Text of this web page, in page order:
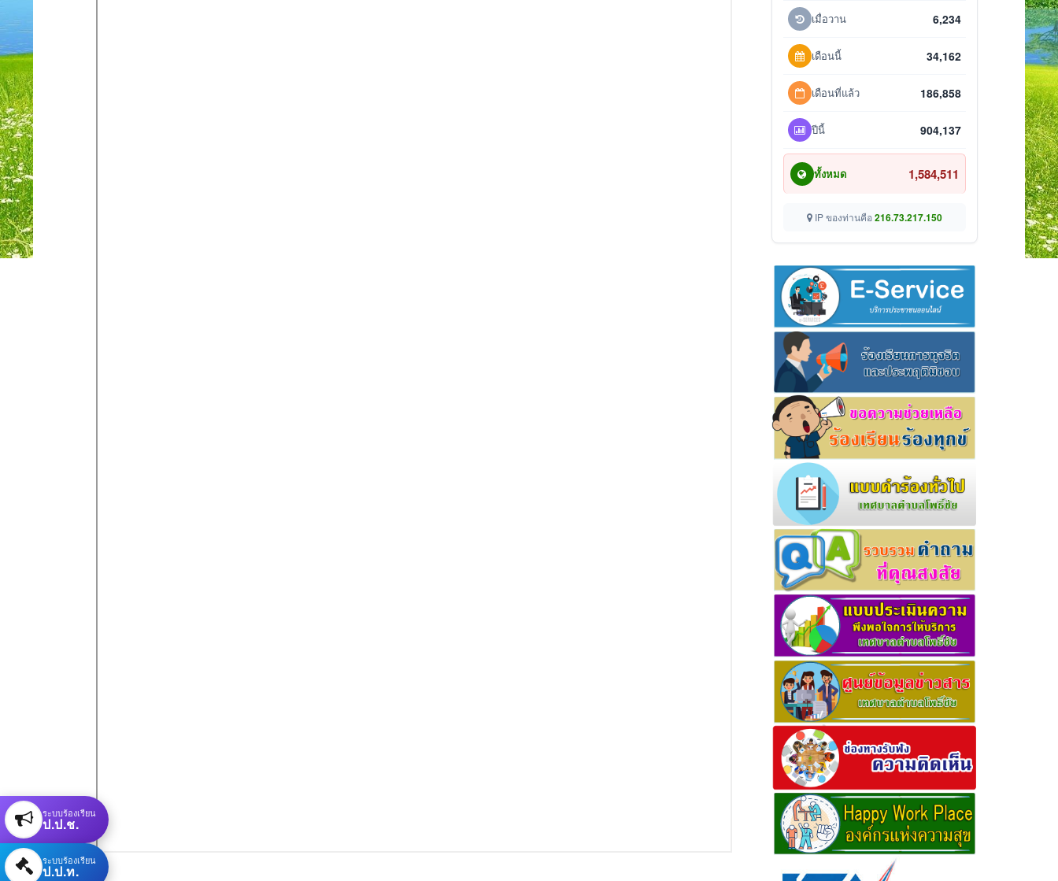
เมื่อวาน 6,234
เดือนนี้ 34,162
เดือนที่แล้ว 186,858
ปีนี้ 904,137
ทั้งหมด 1,584,511
IP ของท่านคือ 216.73.217.150
ระบบร้องเรียน
ป.ป.ช.
ระบบร้องเรียน
ป.ป.ท.